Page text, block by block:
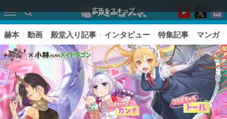
広告をスキップ
赫本 動画 殿堂入り記事 インタビュー 特集記事 マンガ